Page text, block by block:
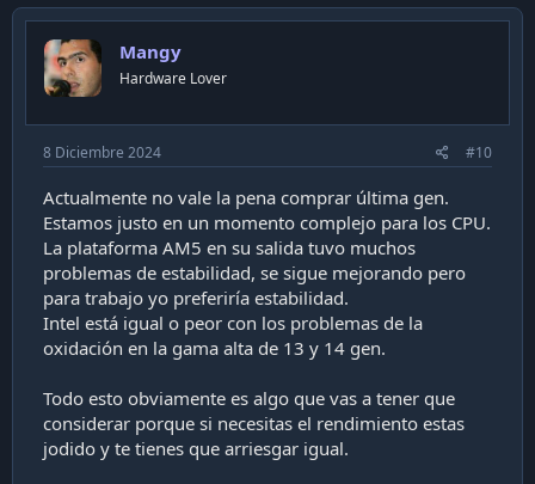
v
Mangy
Hardware Lover
8 Diciembre 2024 #10
Actualmente no vale la pena comprar última gen.
Estamos justo en un momento complejo para los CPU.
La plataforma AM5 en su salida tuvo muchos
problemas de estabilidad, se sigue mejorando pero
para trabajo yo preferiría estabilidad.
Intel está igual o peor con los problemas de la
oxidación en la gama alta de 13 y 14 gen.
Todo esto obviamente es algo que vas a tener que
considerar porque si necesitas el rendimiento estas
jodido y te tienes que arriesgar igual.